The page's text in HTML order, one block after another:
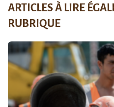
ARTICLES À LIRE
RUBRIQUE